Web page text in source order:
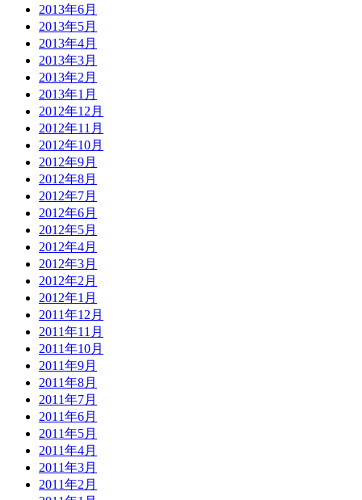
2013年6月
2013年5月
2013年4月
2013年3月
2013年2月
2013年1月
2012年12月
2012年11月
2012年10月
2012年9月
2012年8月
2012年7月
2012年6月
2012年5月
2012年4月
2012年3月
2012年2月
2012年1月
2011年12月
2011年11月
2011年10月
2011年9月
2011年8月
2011年7月
2011年6月
2011年5月
2011年4月
2011年3月
2011年2月